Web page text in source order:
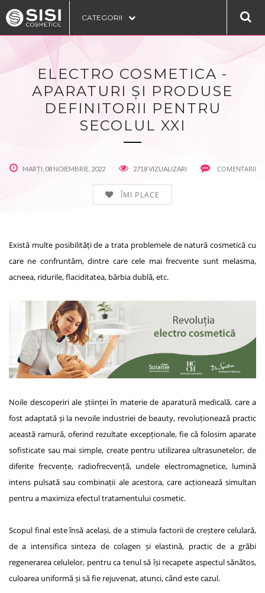
CATEGORII
ELECTRO COSMETICA -
APARATURI ȘI PRODUSE
DEFINITORII PENTRU
SECOLUL XXI
MARȚI, 08 NOIEMBRIE, 2022 2718 VIZUALIZARI COMENTARII
ÎMI PLACE
Există multe posibilități de a trata problemele de natură cosmetică cu
care ne confruntăm, dintre care cele mai frecvente sunt melasma,
acneea, ridurile, flaciditatea, bărbia dublă, etc.
Noile descoperiri ale științei în materie de aparatură medicală, care a
fost adaptată și la nevoile industriei de beauty, revoluționează practic
această ramură, oferind rezultate excepționale, fie că folosim aparate
sofisticate sau mai simple, create pentru utilizarea ultrasunetelor, de
diferite frecvențe, radiofrecvență, undele electromagnetice, lumină
intens pulsată sau combinații ale acestora, care acționează simultan
pentru a maximiza efectul tratamentului cosmetic.
Scopul final este însă același, de a stimula factorii de creștere celulară,
de a intensifica sinteza de colagen și elastină, practic de a grăbi
regenerarea celulelor, pentru ca tenul să își recapete aspectul sănătos,
culoarea uniformă și să fie rejuvenat, atunci, când este cazul.